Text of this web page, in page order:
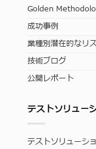
Golden
成功事例
業種別潜在的なリ
技術ブログ
公開レポート
テストソリュー
テストソリューシ